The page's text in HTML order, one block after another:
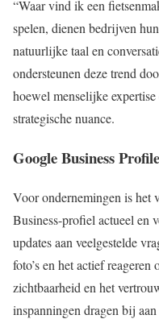
“Waar vind ik een
spelen, dienen bedrijven
natuurlijke taal en
ondersteunen deze trend
hoewel menselijke
strategische nuance.
Google Business Profile
Voor ondernemingen is het
Business-profiel actueel en
updates aan veelgestelde
foto’s en het actief
zichtbaarheid en het
inspanningen dragen bij